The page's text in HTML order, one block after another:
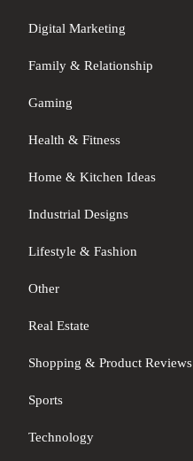
Digital Marketing
Family & Relationship
Gaming
Health & Fitness
Home & Kitchen Ideas
Industrial Designs
Lifestyle & Fashion
Other
Real Estate
Shopping & Product Reviews
Sports
Technology